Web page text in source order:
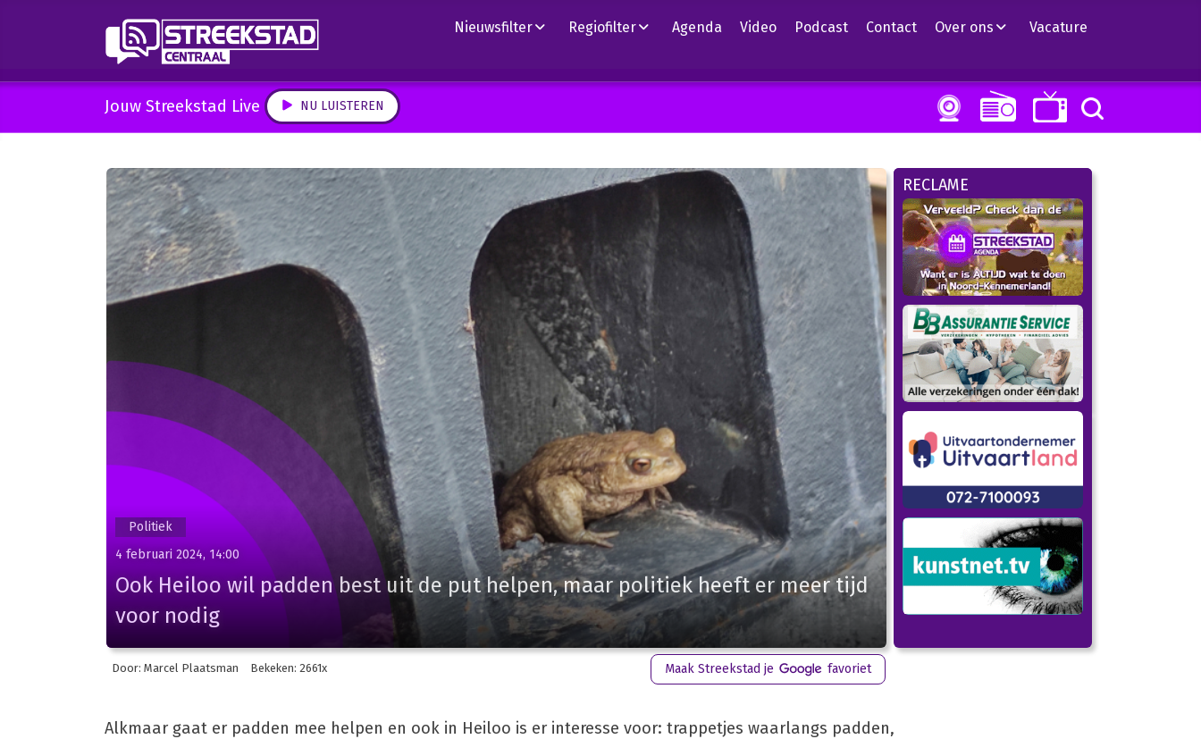
Nieuwsfilter Regiofilter Agenda Video Podcast Contact Over ons Vacature
Jouw Streekstad Live NU LUISTEREN
RECLAME
Politiek
4 februari 2024, 14:00
Ook Heiloo wil padden best uit de put helpen, maar politiek heeft er meer tijd
voor nodig
Door: Marcel Plaatsman Bekeken: 2661x Maak Streekstad je favoriet
Alkmaar gaat er padden mee helpen en ook in Heiloo is er interesse voor: trappetjes waarlangs padden,